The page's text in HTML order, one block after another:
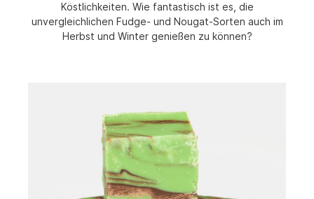
Köstlichkeiten. Wie fantastisch ist es, die
unvergleichlichen Fudge- und Nougat-Sorten auch im
Herbst und Winter genießen zu können?